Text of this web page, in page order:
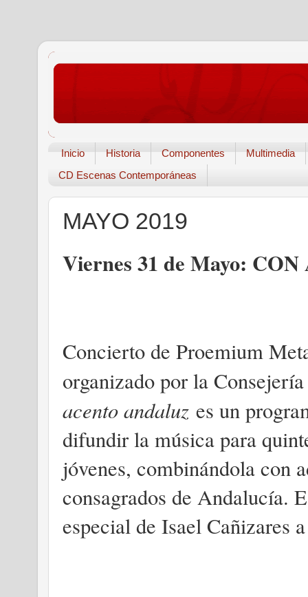
Inicio Historia Componentes
Multimedia
CD Escenas Contemporáneas
MAYO 2019
Viernes 31 de Mayo:
Concierto de Proemium
organizado por la
acento andaluz es un
difundir la música para
jóvenes, combinándola con
consagrados de Andalucía.
especial de Isael Cañizares